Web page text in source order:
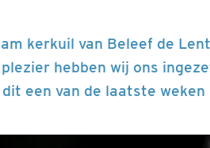
kerkuil van Beleef de
hebben wij ons
een van de laatste